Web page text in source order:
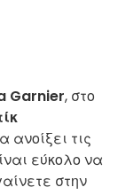
Garnier, στο
ανοίξει τις
εύκολο να
στην